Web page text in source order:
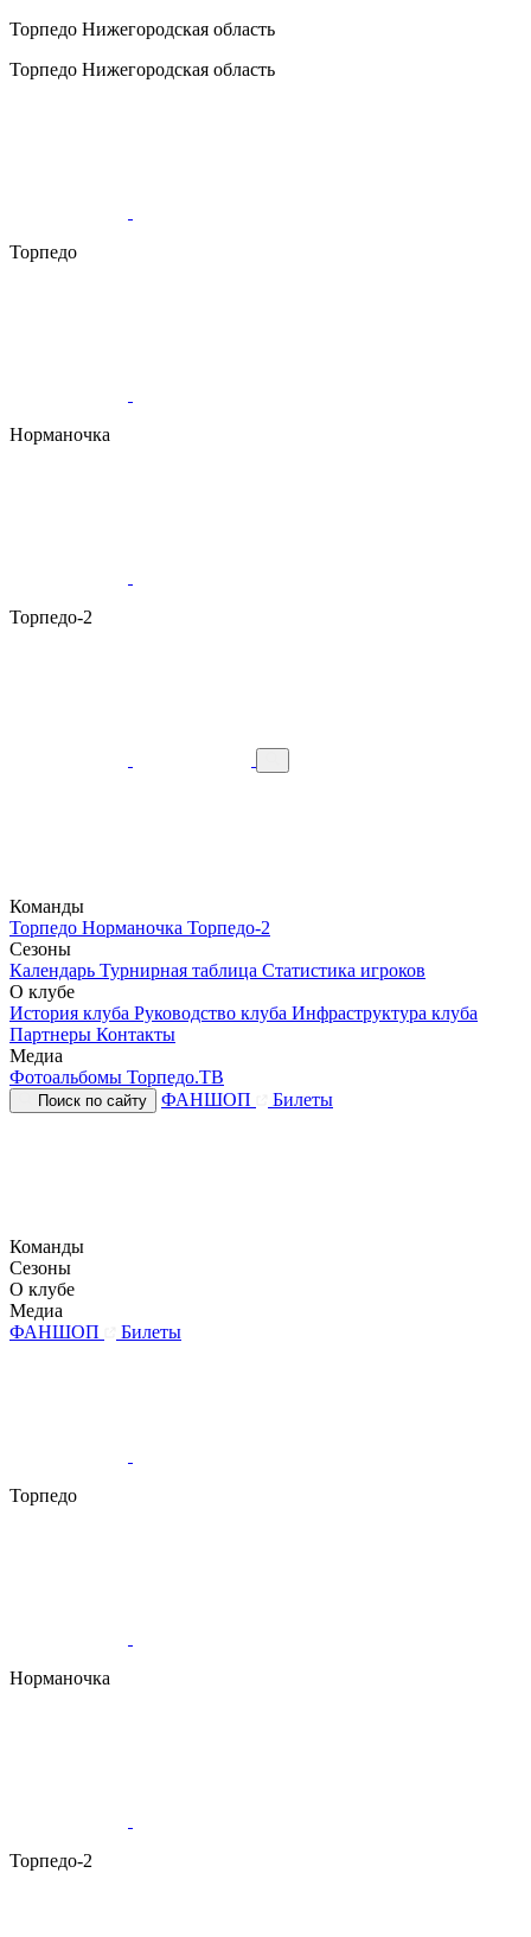
Торпедо Нижегородская область
Торпедо Нижегородская область
Торпедо
Норманочка
Торпедо-2
Команды
Торпедо Норманочка Торпедо-2
Сезоны
Календарь Турнирная таблица Статистика игроков
О клубе
История клуба Руководство клуба Инфраструктура клуба
Партнеры Контакты
Медиа
Фотоальбомы Торпедо.ТВ
Поиск по сайту ФАНШОП Билеты
Команды
Сезоны
О клубе
Медиа
ФАНШОП
Билеты
Торпедо
Норманочка
Торпедо-2